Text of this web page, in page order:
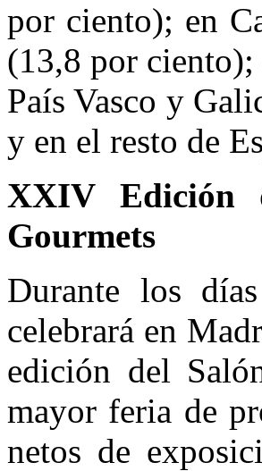
por ciento); en
(13,8 por
País Vasco y
y en el resto de
XXIV Edición
Gourmets
Durante los
celebrará en
edición del
mayor feria de
netos de